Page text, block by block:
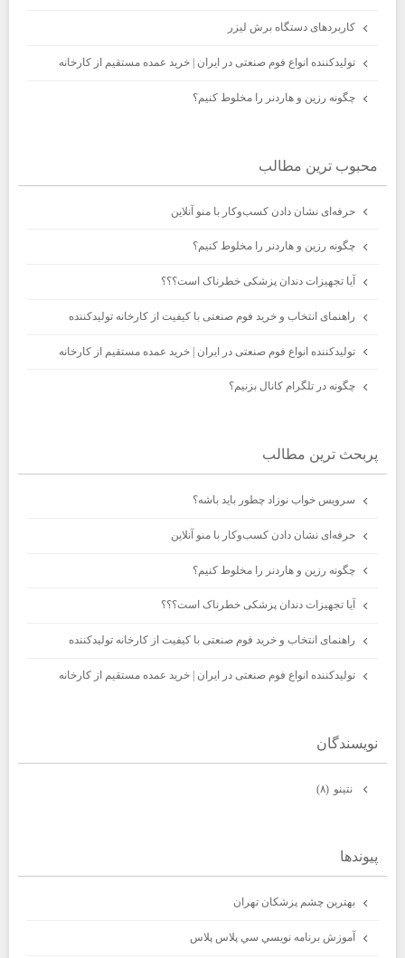
کاربردهای دستگاه برش لیزر
تولیدکننده انواع فوم صنعتی در ایران | خرید عمده مستقیم از کارخانه
چگونه رزین و هاردنر را مخلوط کنیم؟
محبوب ترين مطالب
حرفه‌ای نشان دادن کسب‌وکار با منو آنلاین
چگونه رزین و هاردنر را مخلوط کنیم؟
آیا تجهیزات دندان پزشکی خطرناک است؟؟؟
راهنمای انتخاب و خرید فوم صنعتی با کیفیت از کارخانه تولیدکننده
تولیدکننده انواع فوم صنعتی در ایران | خرید عمده مستقیم از کارخانه
چگونه در تلگرام کانال بزنیم؟
پربحث ترين مطالب
سرویس خواب نوزاد چطور باید باشه؟
حرفه‌ای نشان دادن کسب‌وکار با منو آنلاین
چگونه رزین و هاردنر را مخلوط کنیم؟
آیا تجهیزات دندان پزشکی خطرناک است؟؟؟
راهنمای انتخاب و خرید فوم صنعتی با کیفیت از کارخانه تولیدکننده
تولیدکننده انواع فوم صنعتی در ایران | خرید عمده مستقیم از کارخانه
نويسندگان
نتينو(۸)
پيوندها
بهترين چشم پزشكان تهران
آموزش برنامه نويسي سي پلاس پلاس